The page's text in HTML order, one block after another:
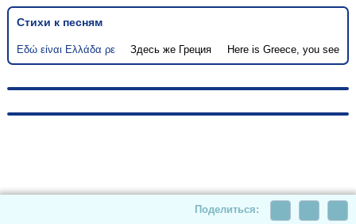
Стихи к песням
Εδώ είναι Ελλάδα ρε Здесь же Греция Here is Greece, you see
Поделиться: